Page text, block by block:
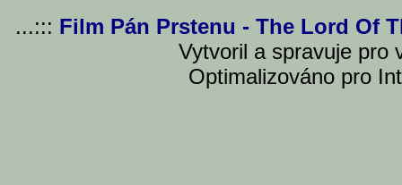
...::: Film Pán Prstenu - The Lord Of
Vytvoril a spravuje pro
Optimalizováno pro